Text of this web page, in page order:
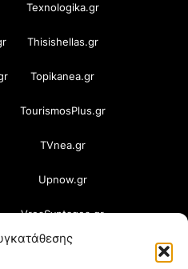
Texnologika.gr
Thisishellas.gr
Topikanea.gr
TourismosPlus.gr
TVnea.gr
Upnow.gr
VresSyntages.gr
Xristianika.gr